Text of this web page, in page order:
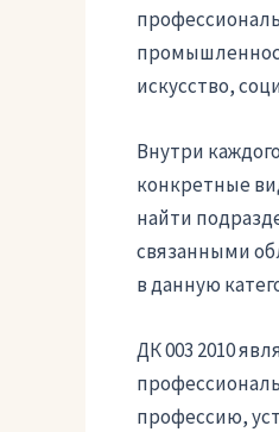
искусство,
Внутри
конкретные
найти
связанными
в данную
ДК 003 2010
профессию,